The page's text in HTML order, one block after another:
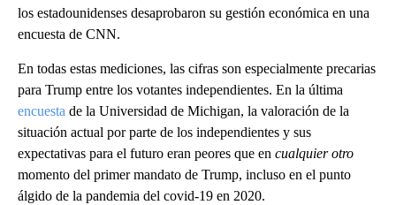
los estadounidenses desaprobaron su gestión económica en una
encuesta de CNN.
En todas estas mediciones, las cifras son especialmente precarias
para Trump entre los votantes independientes. En la última
encuesta de la Universidad de Michigan, la valoración de la
situación actual por parte de los independientes y sus
expectativas para el futuro eran peores que en cualquier otro
momento del primer mandato de Trump, incluso en el punto
álgido de la pandemia del covid-19 en 2020.